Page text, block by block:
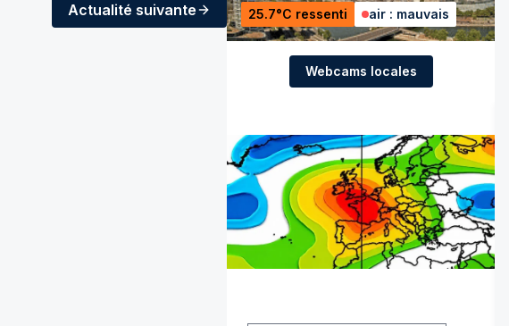
Actualité suivante 25.7°C ressenti air : mauvais
Webcams locales